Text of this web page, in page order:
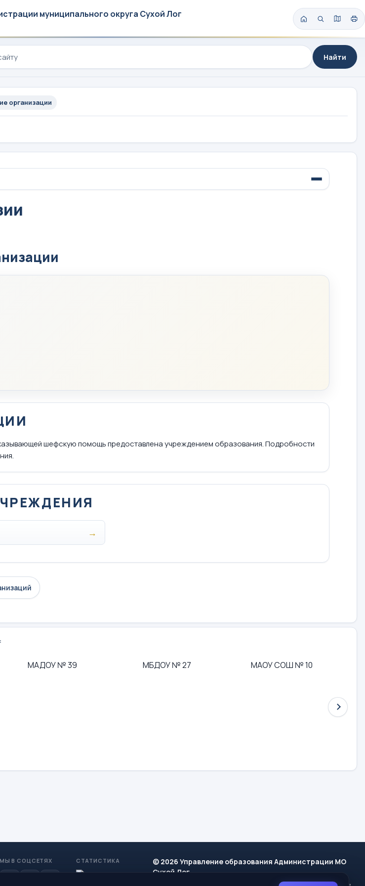
муниципального округа Сухой Лог
Найти
организации
шефскую помощь предоставлена учреждением образования. Подробности
→
МАДОУ № 39 МБДОУ № 27 МАОУ СОШ № 10
МЫ В СОЦСЕТЯХ СТАТИСТИКА
© 2026 Управление образования Администрации МО
Сухой Лог